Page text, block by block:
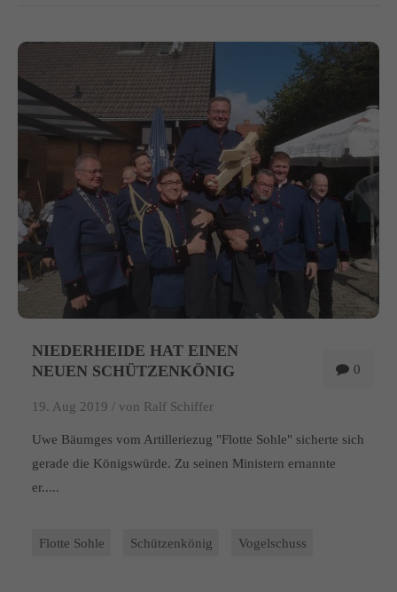
0
NIEDERHEIDE HAT EINEN
NEUEN SCHÜTZENKÖNIG
19. Aug 2019 / von Ralf Schiffer
Uwe Bäumges vom Artilleriezug "Flotte Sohle" sicherte sich
gerade die Königswürde. Zu seinen Ministern ernannte
er.....
Flotte Sohle Schützenkönig Vogelschuss